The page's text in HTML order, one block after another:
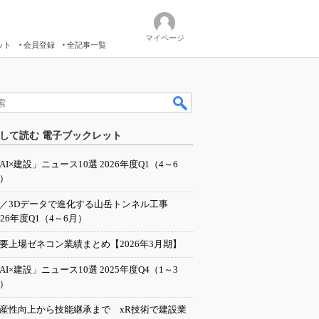
ト 会員登録 全記事一覧
マイページ
て読む 電子ブックレット
建設」ニュース10選 2026年度Q1（4～6
3Dデータで進化する山岳トンネル工事
年度Q1（4～6月）
上場ゼネコン業績まとめ【2026年3月期】
建設」ニュース10選 2025年度Q4（1～3
性向上から技能継承まで xR技術で建設業